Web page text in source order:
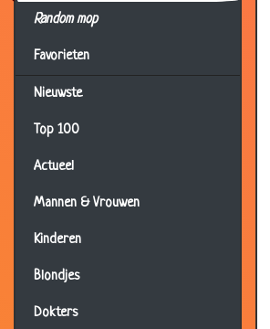
Random mop
Favorieten
Nieuwste
Top 100
Actueel
Mannen & Vrouwen
Kinderen
Blondjes
Dokters